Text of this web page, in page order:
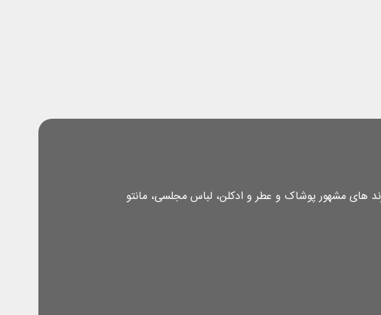
های مشهور پوشاک و عطر و ادکلن، لباس مجلسی، مانتو